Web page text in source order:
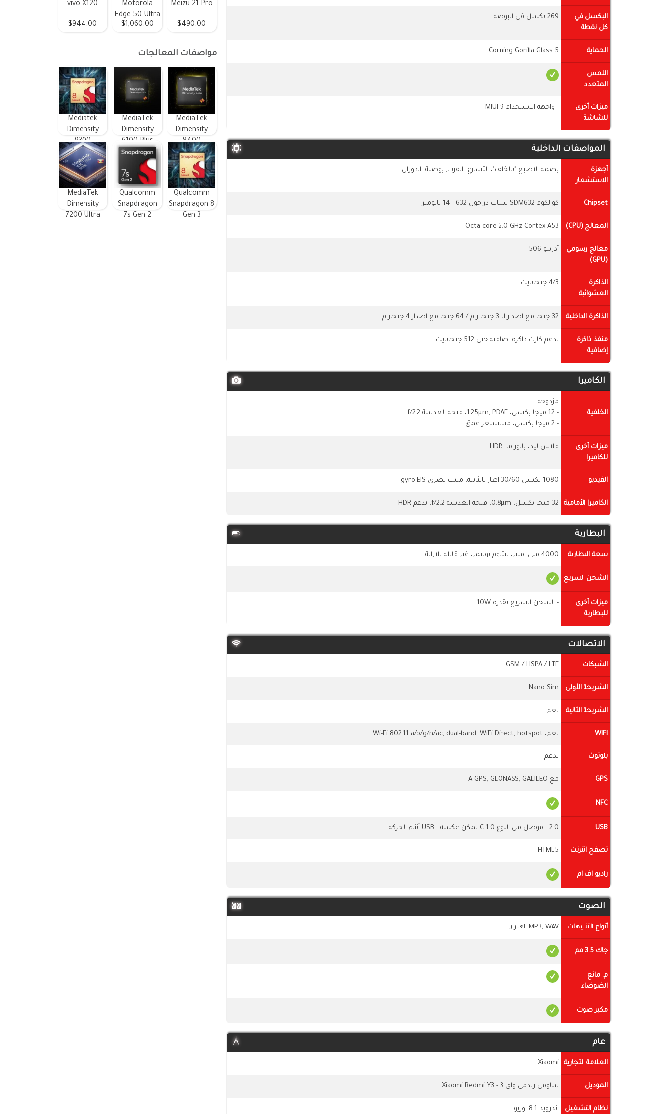
البكسل في
كل نقطة
269 بكسل فى البوصة
الحماية Corning Gorilla Glass 5
اللمس
المتعدد
ميزات أخرى
للشاشة
- واجهة الاستخدام MIUI 9
المواصفات الداخلية
أجهزة
الاستشعار
بصمة الاصبع "بالخلف"، التسارع، القرب, بوصلة، الدوران
Chipset كوالكوم SDM632 سناب دراجون 632 - 14 نانومتر
المعالج (CPU) Octa-core 2.0 GHz Cortex-A53
معالج رسومي
(GPU)
أدرينو 506
الذاكرة
العشوائية
4/3 جيجابايت
الذاكرة الداخلية 32 جيجا مع اصدار الـ 3 جيجا رام / 64 جيجا مع اصدار 4 جيجارام
منفذ ذاكرة
إضافية
يدعم كارت ذاكرة اضافية حتى 512 جيجابايت
الكاميرا
الخلفية
مزدوجة
- 12 ميجا بكسل، 1.25µm, PDAF، فتحة العدسة f/2.2
- 2 ميجا بكسل، مستشعر عمق
ميزات أخرى
للكاميرا
فلاش ليد، بانوراما، HDR
الفيديو 1080 بكسل 30/60 اطار بالثانية، مثبت بصرى gyro-EIS
الكاميرا الأمامية 32 ميجا بكسل، 0.8µm، فتحة العدسة f/2.2، تدعم HDR
البطارية
سعة البطارية 4000 ملى امبير، ليثيوم بوليمر، غير قابلة للازالة
الشحن السريع
ميزات أخرى
للبطارية
- الشحن السريع بقدرة 10W
الاتصالات
الشبكات GSM / HSPA / LTE
الشريحة الأولى Nano Sim
الشريحة الثانية نعم
WIFI نعم، Wi-Fi 802.11 a/b/g/n/ac, dual-band, WiFi Direct, hotspot
بلوتوث يدعم
GPS مع A-GPS, GLONASS, GALILEO
NFC
USB 2.0 ، موصل من النوع C 1.0 يمكن عكسه ، USB أثناء الحركة
تصفح انترنت HTML5
راديو اف ام
الصوت
أنواع التنبيهات MP3, WAV, اهتزاز
جاك 3.5 مم
م. مانع
الضوضاء
مكبر صوت
عام
العلامة التجارية Xiaomi
الموديل شاومى ريدمى واى 3 - Xiaomi Redmi Y3
نظام التشغيل اندرويد 8.1 اوريو
Meizu 21 Pro
$490.00
Motorola
Edge 50 Ultra
$1,060.00
vivo X120
$944.00
مواصفات المعالجات
MediaTek
Dimensity
8400
MediaTek
Dimensity
6100 Plus
Mediatek
Dimensity
9300
Qualcomm
Snapdragon 8
Gen 3
Qualcomm
Snapdragon
7s Gen 2
MediaTek
Dimensity
7200 Ultra